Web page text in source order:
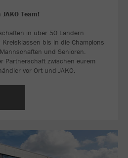
Team!
in über 50 Ländern
Kreisklassen bis in die Champions
und Senioren.
Partnerschaft zwischen eurem
vor Ort und JAKO.